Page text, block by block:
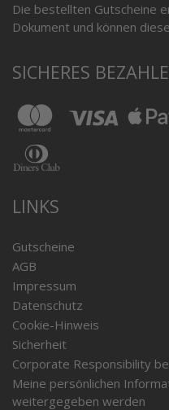
Die bestellten Gutscheine
Dokument und können
SICHERES
LINKS
Gutscheine
AGB
Impressum
Datenschutz
Cookie-Hinweis
Sicherheit
Corporate Responsibility
Meine persönlichen
weitergegeben werden